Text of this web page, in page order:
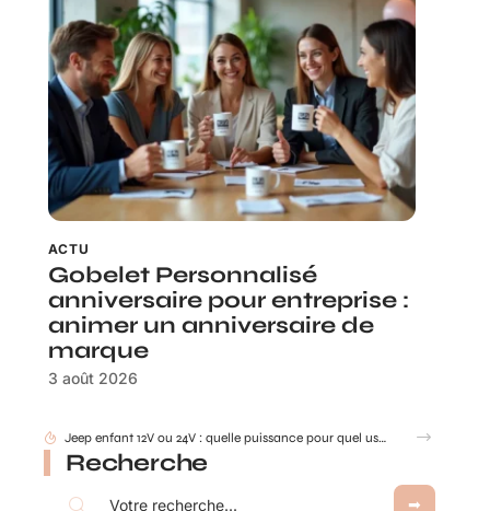
ACTU
Gobelet Personnalisé
anniversaire pour entreprise :
animer un anniversaire de
marque
3 août 2026
Jeep enfant 12V ou 24V : quelle puissance pour quel usage à la maison ?
Recherche